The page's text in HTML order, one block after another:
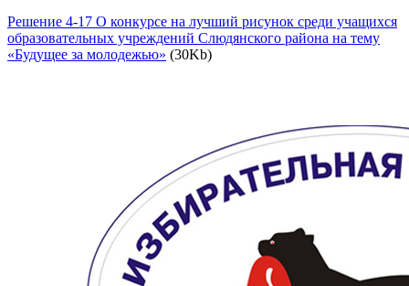
Решение 4-17 О конкурсе на лучший рисунок среди учащихся
образовательных учреждений Слюдянского района на тему
«Будущее за молодежью» (30Kb)